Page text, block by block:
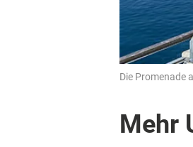
Die Promenade
Mehr